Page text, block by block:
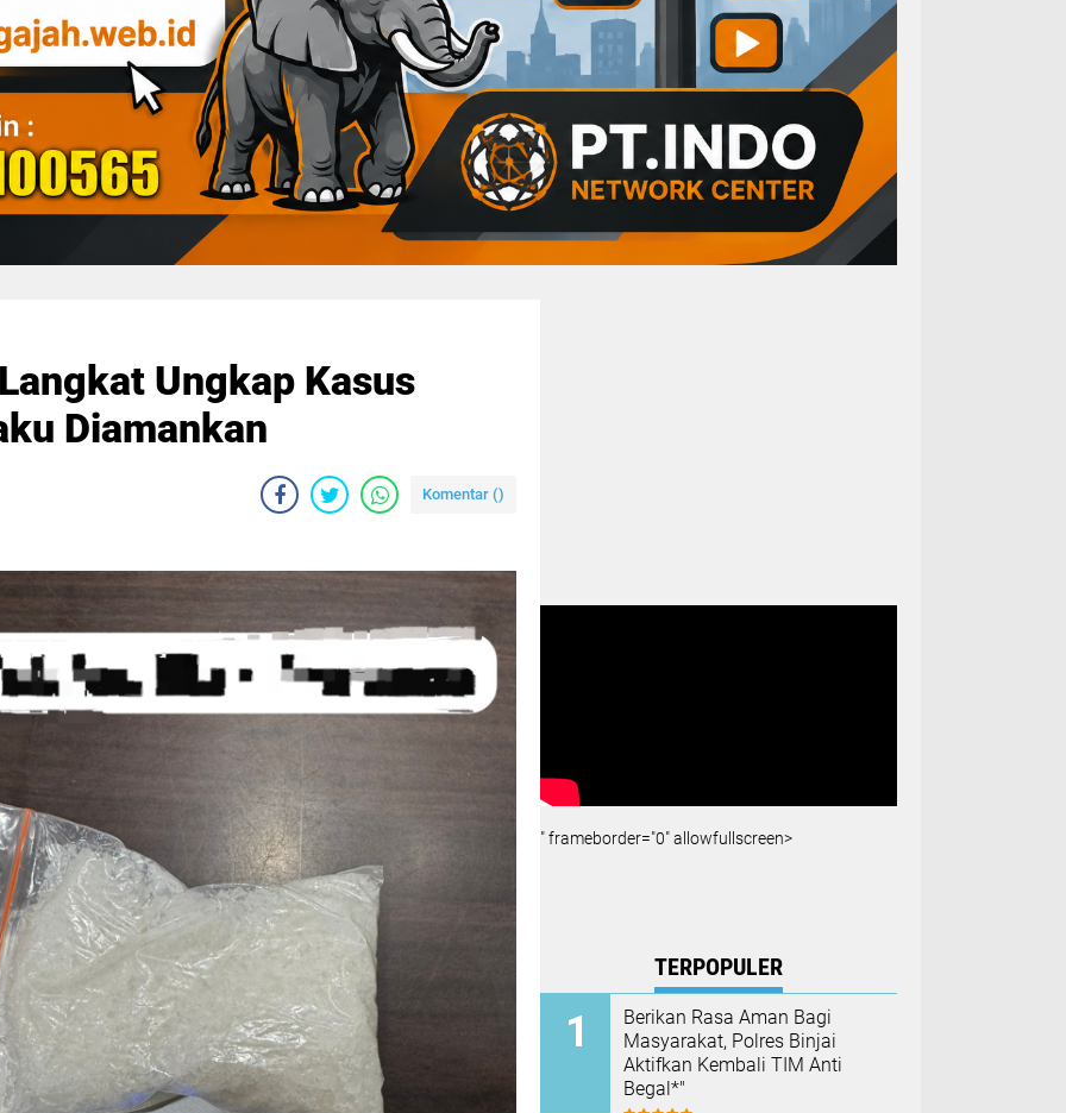
Ungkap Kasus
Diamankan
Komentar ()
" frameborder="0" allowfullscreen>
TERPOPULER
Berikan Rasa Aman Bagi
Masyarakat, Polres Binjai
Aktifkan Kembali TIM Anti
Begal*"